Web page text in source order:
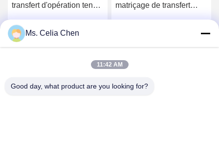
transfert d'opération tenant
bobine en métal
matriçage de transfert
Ms. Celia Chen
11:42 AM
Good day, what product are you looking for?